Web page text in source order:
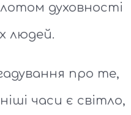
духовності
людей.
про те,
часи є світло,